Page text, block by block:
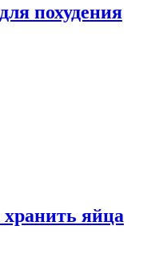
похудения
хранить яйца